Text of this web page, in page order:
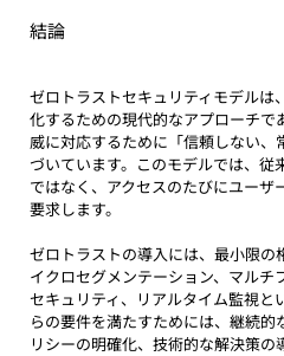
結論
ゼロトラストセキュリティモデルは
化するための現代的なアプローチで
威に対応するために「信頼しない
づいています。このモデルでは、従
ではなく、アクセスのたびにユーザ
要求します。
ゼロトラストの導入には、最小限の
イクロセグメンテーション、マルチ
セキュリティ、リアルタイム監視と
らの要件を満たすためには、継続
リシーの明確化、技術的な解決策の